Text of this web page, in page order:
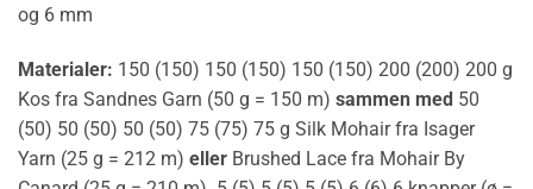
og 6 mm
Materialer: 150 (150) 150 (150) 150 (150) 200 (200) 200 g
Kos fra Sandnes Garn (50 g = 150 m) sammen med 50
(50) 50 (50) 50 (50) 75 (75) 75 g Silk Mohair fra Isager
Yarn (25 g = 212 m) eller Brushed Lace fra Mohair By